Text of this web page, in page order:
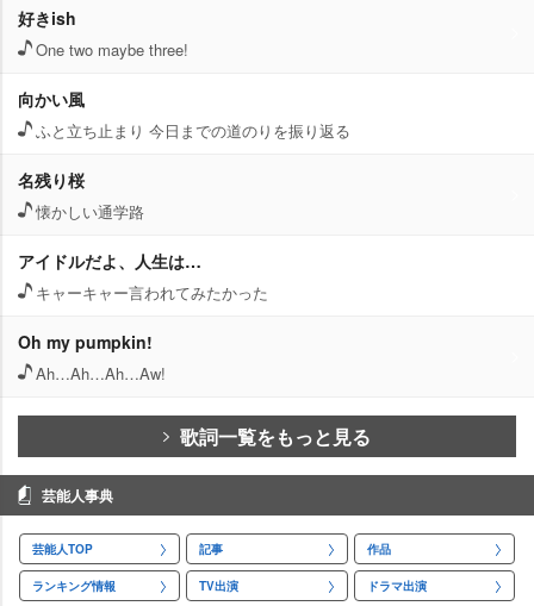
好きish
One two maybe three!
向かい風
ふと立ち止まり 今日までの道のりを振り返る
名残り桜
懐かしい通学路
アイドルだよ、人生は…
キャーキャー言われてみたかった
Oh my pumpkin!
Ah…Ah…Ah…Aw!
歌詞一覧をもっと見る
芸能人事典
芸能人TOP 記事 作品
ランキング情報 TV出演 ドラマ出演